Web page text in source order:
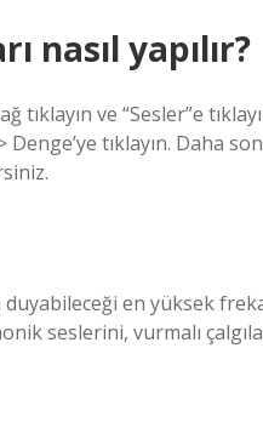
nasıl yapılır?
ve “Sesler”e
tıklayın. Daha
en yüksek
seslerini, vurmalı